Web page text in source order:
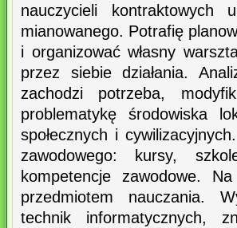
nauczycieli kontraktowych
mianowanego. Potrafię
i organizować własny
przez siebie działania.
zachodzi potrzeba,
problematykę środowiska
społecznych i
zawodowego: kursy,
kompetencje zawodowe.
przedmiotem nauczania.
technik informatycznych,